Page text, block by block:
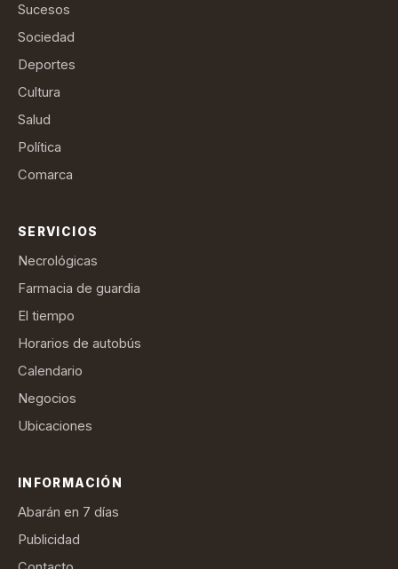
Sucesos
Sociedad
Deportes
Cultura
Salud
Política
Comarca
SERVICIOS
Necrológicas
Farmacia de guardia
El tiempo
Horarios de autobús
Calendario
Negocios
Ubicaciones
INFORMACIÓN
Abarán en 7 días
Publicidad